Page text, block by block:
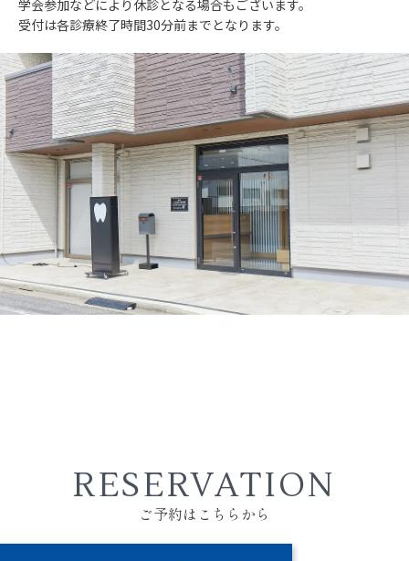
学会参加などにより休診となる場合もございます。
受付は各診療終了時間30分前までとなります。
RESERVATION
ご予約はこちらから